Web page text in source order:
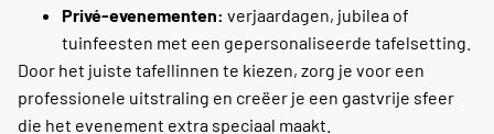
Privé-evenementen: verjaardagen, jubilea of
tuinfeesten met een gepersonaliseerde tafelsetting.
Door het juiste tafellinnen te kiezen, zorg je voor een
professionele uitstraling en creëer je een gastvrije sfeer
die het evenement extra speciaal maakt.